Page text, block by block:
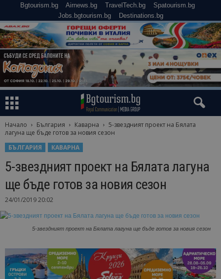
Bgtourism.bg Airnews.bg TravelTech.bg
Spatourism.bg
Jobs.bgtourism.bg
Destinations.bg
Начало България Каварна
5-звездният проект на Бялата
лагуна ще бъде готов за новия сезон
БЪЛГАРИЯ
КАВАРНА
5-звездният проект на Бялата лагуна
ще бъде готов за новия сезон
24/01/2019 20:02
5-звездният проект на Бялата лагуна ще бъде готов за новия сезон